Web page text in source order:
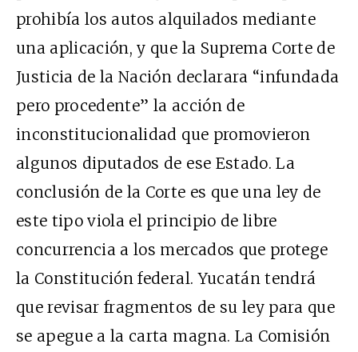
prohibía los autos alquilados mediante
una aplicación, y que la Suprema Corte de
Justicia de la Nación declarara “infundada
pero procedente” la acción de
inconstitucionalidad que promovieron
algunos diputados de ese Estado. La
conclusión de la Corte es que una ley de
este tipo viola el principio de libre
concurrencia a los mercados que protege
la Constitución federal. Yucatán tendrá
que revisar fragmentos de su ley para que
se apegue a la carta magna. La Comisión